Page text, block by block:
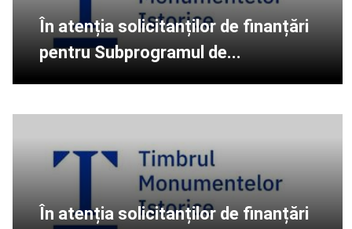
În atenția solicitanților de finanțări
pentru Subprogramul de...
În atenția solicitanților de finanțări